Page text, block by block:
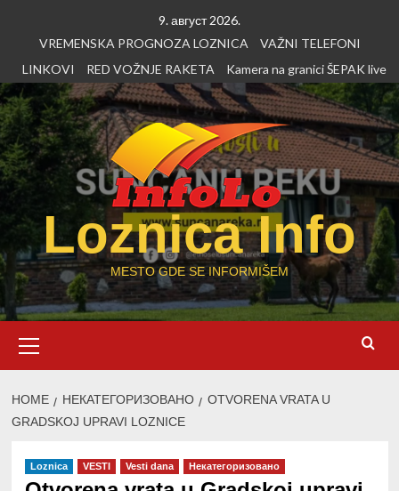
9. август 2026.
VREMENSKA PROGNOZA LOZNICA
VAŽNI TELEFONI
LINKOVI
RED VOŽNJE RAKETA Kamera na granici ŠEPAK live
Loznica Info
MESTO GDE SE INFORMIŠEM
Menu
HOME НЕКАТЕГОРИЗОВАНО
OTVORENA VRATA U
GRADSKOJ UPRAVI LOZNICE
Loznica VESTI Vesti dana Некатегоризовано